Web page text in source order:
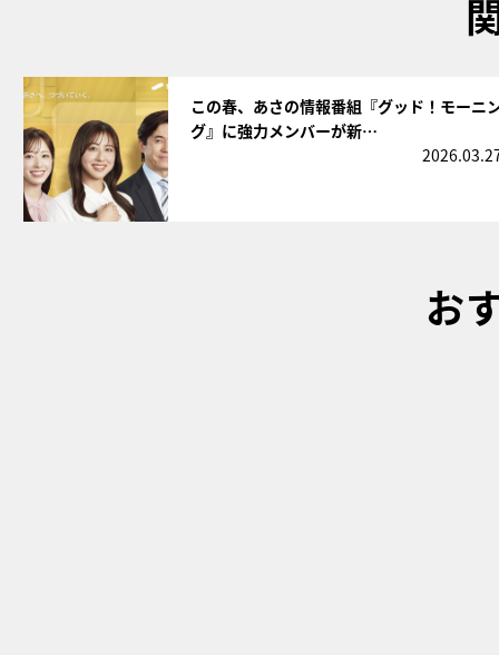
この春、あさの情報番組『グッド！モーニ
グ』に強力メンバーが新…
お